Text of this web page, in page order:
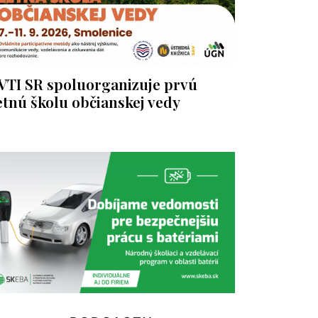
SR spoluorganizuje prvú
školu občianskej vedy